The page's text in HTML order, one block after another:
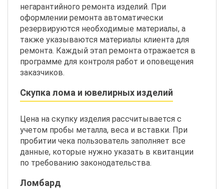
негарантийного ремонта изделий. При
оформлении ремонта автоматически
резервируются необходимые материалы, а
также указываются материалы клиента для
ремонта. Каждый этап ремонта отражается в
программе для контроля работ и оповещения
заказчиков.
Скупка лома и ювелирных изделий
Цена на скупку изделия рассчитывается с
учетом пробы металла, веса и вставки. При
пробитии чека пользователь заполняет все
данные, которые нужно указать в квитанции
по требованию законодательства.
Ломбард